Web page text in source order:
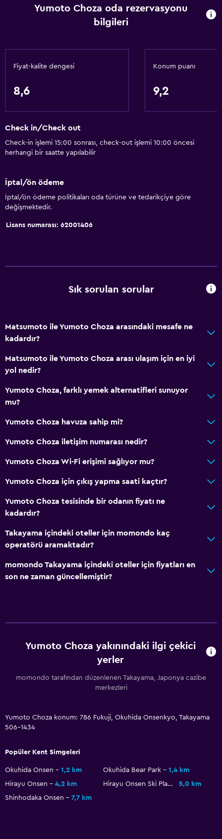
Vücut sabunu
Duş
Küvet
Saç kurutma makinesi
Tuvalet
Açık hava banyosu
Tuvalet kağıdı
Market alışverişi teslimatı
Çay/kahve makinesi
Erişilebilirlik ve uygunluk
Asansörle erişilebilir
Tüysüz yastık
Özel Sigara İçilir Alan
Tatami (Japonya'ya özgü yer döşemesi)
Uyandırma servisi
Oda servisi
Anahtar erişimi
Şişe su
Yumoto Choza oda rezervasyonu
bilgileri
Fiyat-kalite dengesi
8,6
Konum puanı
9,2
Check in/Check out
Check-in işlemi 15:00 sonrası, check-out işlemi 10:00 öncesi
herhangi bir saatte yapılabilir
İptal/ön ödeme
İptal/ön ödeme politikaları oda türüne ve tedarikçiye göre
değişmektedir.
Lisans numarası: 62001406
Sık sorulan sorular
Matsumoto ile Yumoto Choza arasındaki mesafe ne
kadardır?
Matsumoto ile Yumoto Choza arası ulaşım için en iyi
yol nedir?
Yumoto Choza, farklı yemek alternatifleri sunuyor
mu?
Yumoto Choza havuza sahip mi?
Yumoto Choza iletişim numarası nedir?
Yumoto Choza Wi-Fi erişimi sağlıyor mu?
Yumoto Choza için çıkış yapma saati kaçtır?
Yumoto Choza tesisinde bir odanın fiyatı ne
kadardır?
Takayama içindeki oteller için momondo kaç
operatörü aramaktadır?
momondo Takayama içindeki oteller için fiyatları en
son ne zaman güncellemiştir?
Yumoto Choza yakınındaki ilgi çekici
yerler
momondo tarafından düzenlenen Takayama, Japonya cazibe
merkezleri
Yumoto Choza konum: 786 Fukuji, Okuhida Onsenkyo, Takayama
506-1434
Popüler Kent Simgeleri
Okuhida Onsen 1,2 km Okuhida Bear Park
1,4 km
Hirayu Onsen
4,2 km Hirayu Onsen Ski Place
5,0 km
Shinhodaka Onsen
7,7 km